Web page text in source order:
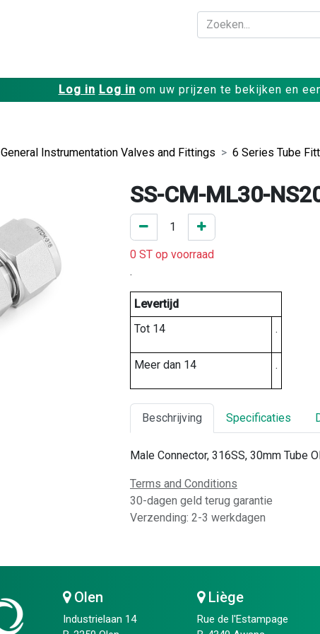
Log in Log in om uw prijzen te bekijken en
General Instrumentation Valves and Fittings 6 Series Tube
SS-CM-ML30-
0 ST op voorraad
.
Levertijd
Tot 14
.
Meer dan 14 .
Beschrijving Specificaties
Male Connector, 316SS, 30mm Tube
Terms and Conditions
30-dagen geld terug garantie
Verzending: 2-3 werkdagen
Olen
Industrielaan 14
Liège
Rue de l'Estampage